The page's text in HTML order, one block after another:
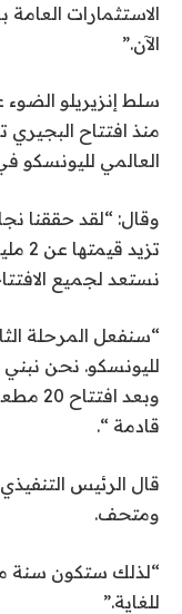
الاستثمارات
الآن.”
سلط إنزيريلو الضوء
منذ افتتاح
العالمي لليونسكو
نستعد لجميع
“سنفعل المرحلة
لليونسكو. نحن نبني
قادمة “.
قال الرئيس
ومتحف.
“لذلك ستكون سنة
للغاية.”